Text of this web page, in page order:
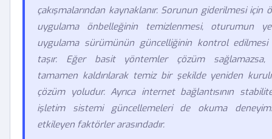
çakışmalarından kaynaklanır. Sorunun giderilmesi için
uygulama önbelleğinin temizlenmesi, oturumun
uygulama sürümünün güncelliğinin kontrol
taşır. Eğer basit yöntemler çözüm sağlamazsa,
tamamen kaldırılarak temiz bir şekilde yeniden
çözüm yoludur. Ayrıca internet bağlantısının
işletim sistemi güncellemeleri de okuma
etkileyen faktörler arasındadır.